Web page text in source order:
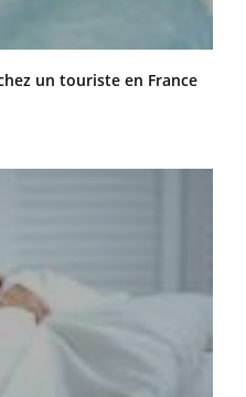
un touriste en France